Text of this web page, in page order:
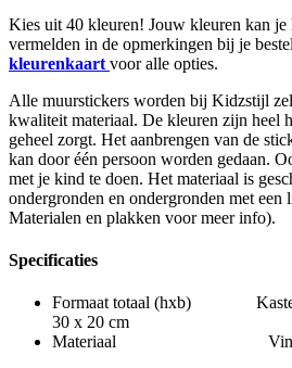
Kies uit 40 kleuren! Jouw kleuren kan je
vermelden in de opmerkingen bij je
kleurenkaart voor alle opties.
Alle muurstickers worden bij Kidzstijl
kwaliteit materiaal. De kleuren zijn heel
geheel zorgt. Het aanbrengen van de
kan door één persoon worden gedaan.
met je kind te doen. Het materiaal is
ondergronden en ondergronden met een
Materialen en plakken voor meer info).
Specificaties
Formaat totaal (hxb) Kasteel
30 x 20 cm
Materiaal Vinyl met